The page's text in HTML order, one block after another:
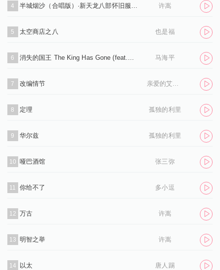
4 半城烟沙（合唱版）·新天龙八部怀旧服推广曲 许嵩
5 太空商店之八 也是福
6 消失的国王 The King Has Gone (feat.孙凌生) 马海平
7 改编情节 亲爱的艾洛伊丝
8 定理 孤独的利里
9 华尔兹 孤独的利里
10 哑巴酒馆 张三弥
11 你给不了 多小逗
12 万古 许嵩
13 明智之举 许嵩
14 以太 唐人踢